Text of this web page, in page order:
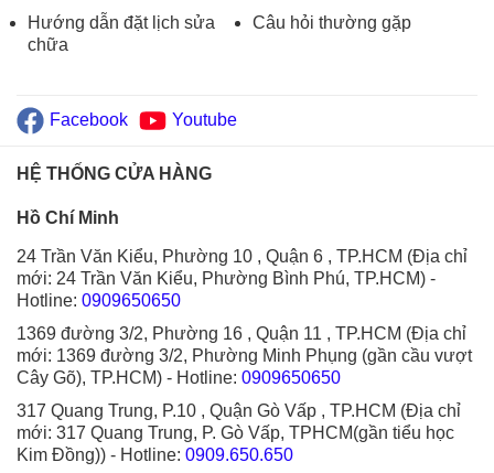
Hướng dẫn đặt lịch sửa
chữa
Câu hỏi thường gặp
Facebook Youtube
HỆ THỐNG CỬA HÀNG
Hồ Chí Minh
24 Trần Văn Kiểu, Phường 10 , Quận 6 , TP.HCM (Địa chỉ
mới: 24 Trần Văn Kiểu, Phường Bình Phú, TP.HCM) -
Hotline: 0909650650
1369 đường 3/2, Phường 16 , Quận 11 , TP.HCM (Địa chỉ
mới: 1369 đường 3/2, Phường Minh Phụng (gần cầu vượt
Cây Gõ), TP.HCM) - Hotline: 0909650650
317 Quang Trung, P.10 , Quận Gò Vấp , TP.HCM (Địa chỉ
mới: 317 Quang Trung, P. Gò Vấp, TPHCM(gần tiểu học
Kim Đồng)) - Hotline: 0909.650.650